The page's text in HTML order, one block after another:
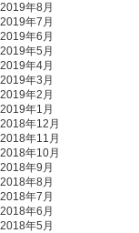
2019年8月
2019年7月
2019年6月
2019年5月
2019年4月
2019年3月
2019年2月
2019年1月
2018年12月
2018年11月
2018年10月
2018年9月
2018年8月
2018年7月
2018年6月
2018年5月